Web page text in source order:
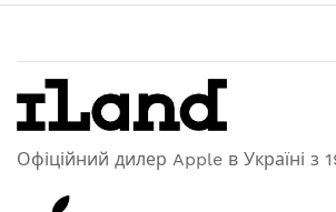
Офіційний дилер Apple в Україні з